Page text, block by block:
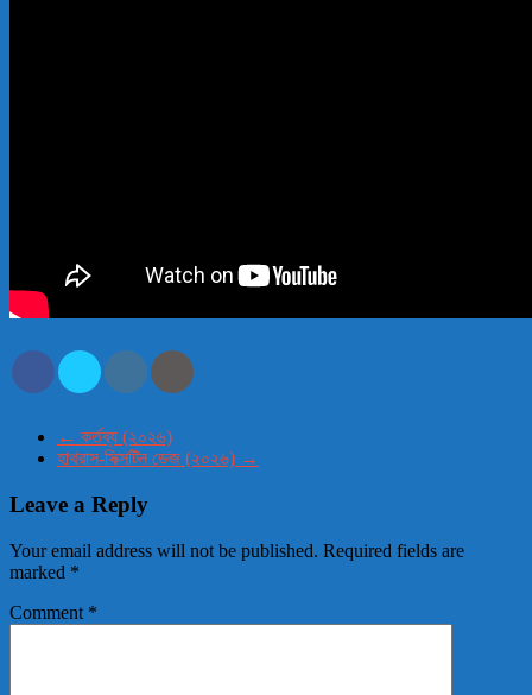
← কর্তব্য (২০২৬)
হাথরাস-সিক্সটিন ডেজ (২০২৬) →
Leave a Reply
Your email address will not be published. Required fields are
marked *
Comment *